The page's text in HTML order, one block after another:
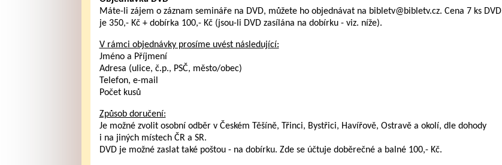
Máte-li zájem o záznam semináře na DVD, můžete ho objednávat na bibletv@bibletv.cz. Cena 7 ks DVD
je 350,- Kč + dobírka 100,- Kč (jsou-li DVD zasílána na dobírku - viz. níže).
V rámci objednávky prosíme uvést následující:
Jméno a Příjmení
Adresa (ulice, č.p., PSČ, město/obec)
Telefon, e-mail
Počet kusů
Způsob doručení:
Je možné zvolit osobní odběr v Českém Těšíně, Třinci, Bystřici, Havířově, Ostravě a okolí, dle dohody
i na jiných místech ČR a SR.
DVD je možné zaslat také poštou - na dobírku. Zde se účtuje doběrečné a balné 100,- Kč.